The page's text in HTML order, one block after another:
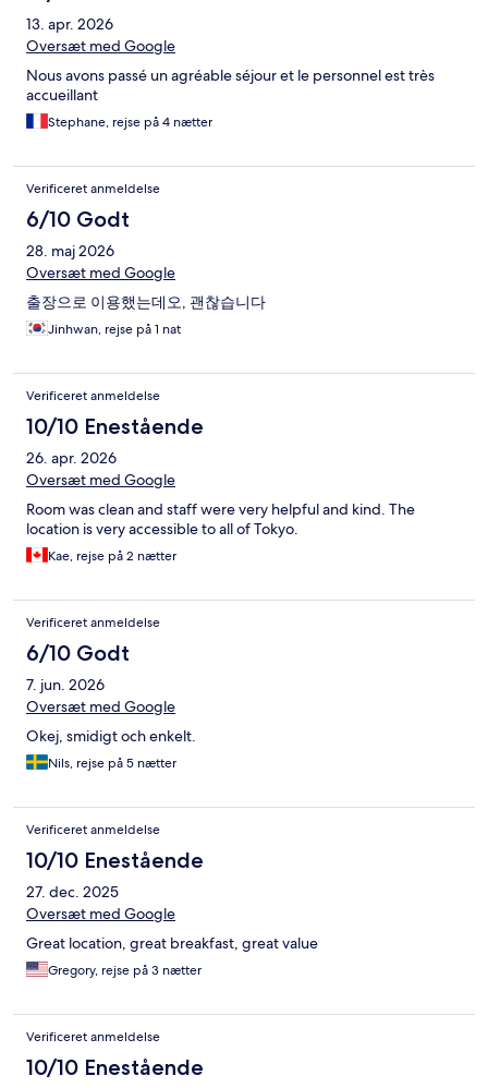
13. apr. 2026
Oversæt med Google
Nous avons passé un agréable séjour et le personnel est très
accueillant
Stephane, rejse på 4 nætter
Verificeret anmeldelse
6/10 Godt
28. maj 2026
Oversæt med Google
출장으로 이용했는데오, 괜찮습니다
Jinhwan, rejse på 1 nat
Verificeret anmeldelse
10/10 Enestående
26. apr. 2026
Oversæt med Google
Room was clean and staff were very helpful and kind. The
location is very accessible to all of Tokyo.
Kae, rejse på 2 nætter
Verificeret anmeldelse
6/10 Godt
7. jun. 2026
Oversæt med Google
Okej, smidigt och enkelt.
Nils, rejse på 5 nætter
Verificeret anmeldelse
10/10 Enestående
27. dec. 2025
Oversæt med Google
Great location, great breakfast, great value
Gregory, rejse på 3 nætter
Verificeret anmeldelse
10/10 Enestående